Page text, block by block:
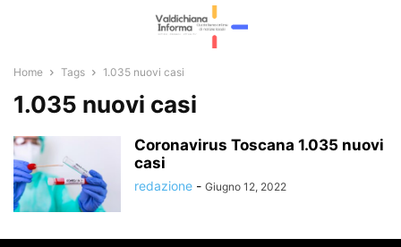
Home Tags 1.035 nuovi casi
1.035 nuovi casi
Coronavirus Toscana 1.035 nuovi
casi
redazione - Giugno 12, 2022